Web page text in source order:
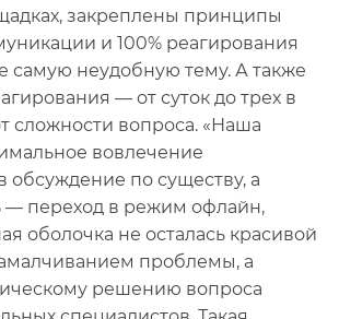
закреплены принципы
и 100% реагирования
самую неудобную тему. А также
— от суток до трех в
сложности вопроса. «Наша
вовлечение
обсуждение по существу, а
— переход в режим офлайн,
оболочка не осталась красивой
проблемы, а
решению вопроса